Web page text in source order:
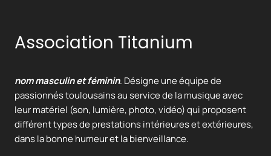
Association Titanium
nom masculin et féminin. Désigne une équipe de
passionnés toulousains au service de la musique avec
leur matériel (son, lumière, photo, vidéo) qui proposent
différent types de prestations intérieures et extérieures,
dans la bonne humeur et la bienveillance.